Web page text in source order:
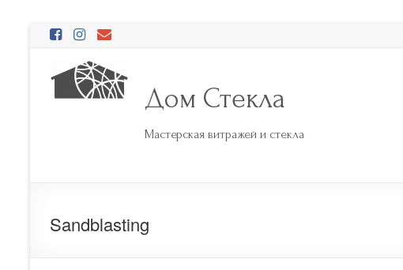
Перейти
содержимому
Дом Стекла
Мастерская витражей и стекла
Sandblasting